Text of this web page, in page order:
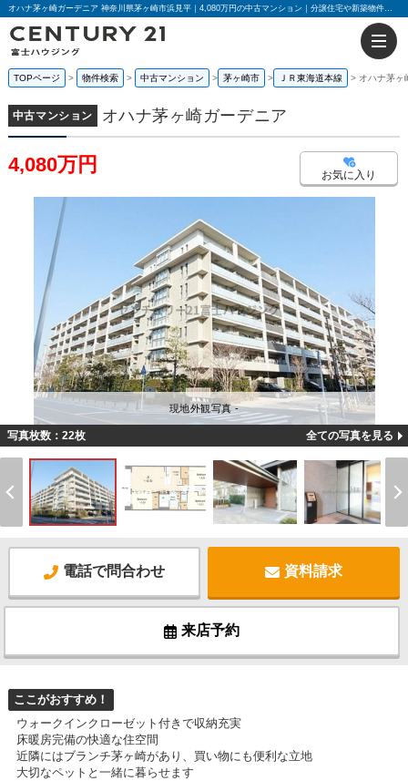
オハナ茅ヶ崎ガーデニア 神奈川県茅ヶ崎市浜見平｜4,080万円の中古マンション｜分譲住宅や新築物件｜センチュリー21富士ハウジング
TOPページ 物件検索 中古マンション 茅ヶ崎市 ＪＲ東海道本線 オハナ茅ヶ
中古マンション オハナ茅ヶ崎ガーデニア
4,080万円 お気に入り
現地外観写真 -
写真枚数：22枚 全ての写真を見る
電話で問合わせ 資料請求
来店予約
ここがおすすめ！
ウォークインクローゼット付きで収納充実
床暖房完備の快適な住空間
近隣にはブランチ茅ヶ崎があり、買い物にも便利な立地
大切なペットと一緒に暮らせます